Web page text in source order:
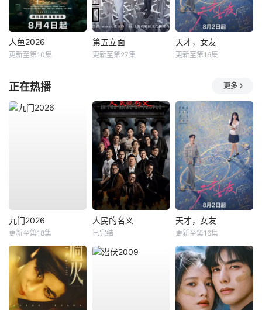
人鱼2026
更新至第10集
第五立面
更新至第27集
天才，女友
更新至第16集
正在热播 更多
九门2026
更新至第18集
人民的名义
已完结
天才，女友
更新至第16集